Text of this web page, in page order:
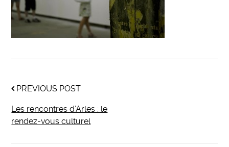
PREVIOUS POST
Les rencontres d’Arles : le
rendez-vous culturel